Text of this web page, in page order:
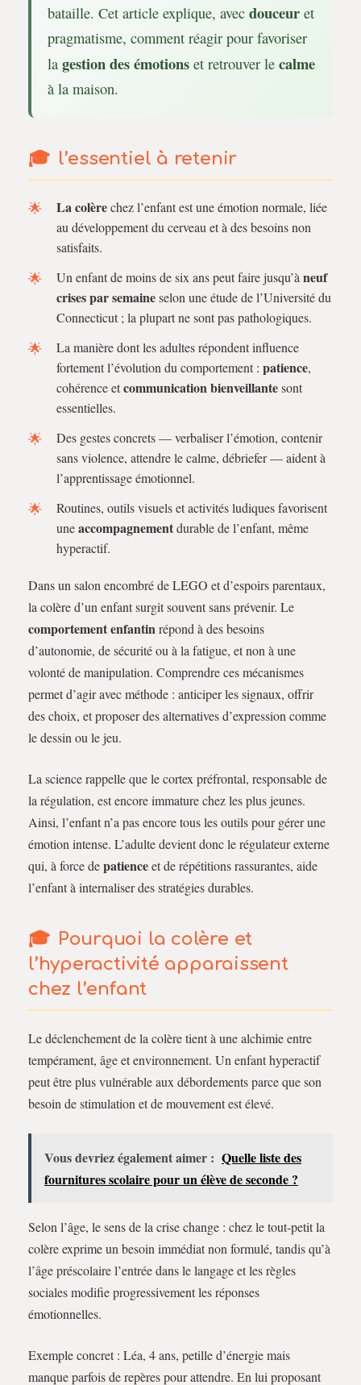
bataille. Cet article explique, avec douceur et
pragmatisme, comment réagir pour favoriser
la gestion des émotions et retrouver le calme
à la maison.
l’essentiel à retenir
La colèrechez l’enfant est une émotion normale, liée
au développement du cerveau et à des besoins non
satisfaits.
Un enfant de moins de six ans peut faire jusqu’à neuf
crises par semaineselon une étude de l’Université du
Connecticut ; la plupart ne sont pas pathologiques.
La manière dont les adultes répondent influence
fortement l’évolution du comportement : patience,
cohérence etcommunication bienveillantesont
essentielles.
Des gestes concrets — verbaliser l’émotion, contenir
sans violence, attendre le calme, débriefer — aident à
l’apprentissage émotionnel.
Routines, outils visuels et activités ludiques favorisent
uneaccompagnementdurable de l’enfant, même
hyperactif.
Dans un salon encombré de LEGO et d’espoirs parentaux,
la colère d’un enfant surgit souvent sans prévenir. Le
comportement enfantinrépond à des besoins
d’autonomie, de sécurité ou à la fatigue, et non à une
volonté de manipulation. Comprendre ces mécanismes
permet d’agir avec méthode : anticiper les signaux, offrir
des choix, et proposer des alternatives d’expression comme
le dessin ou le jeu.
La science rappelle que le cortex préfrontal, responsable de
la régulation, est encore immature chez les plus jeunes.
Ainsi, l’enfant n’a pas encore tous les outils pour gérer une
émotion intense. L’adulte devient donc le régulateur externe
qui, à force depatienceet de répétitions rassurantes, aide
l’enfant à internaliser des stratégies durables.
Pourquoi la colère et
l’hyperactivité apparaissent
chez l’enfant
Le déclenchement de la colère tient à une alchimie entre
tempérament, âge et environnement. Un enfant hyperactif
peut être plus vulnérable aux débordements parce que son
besoin de stimulation et de mouvement est élevé.
Vous devriez également aimer : Quelle liste des
fournitures scolaire pour un élève de seconde ?
Selon l’âge, le sens de la crise change : chez le tout-petit la
colère exprime un besoin immédiat non formulé, tandis qu’à
l’âge préscolaire l’entrée dans le langage et les règles
sociales modifie progressivement les réponses
émotionnelles.
Exemple concret : Léa, 4 ans, petille d’énergie mais
manque parfois de repères pour attendre. En lui proposant